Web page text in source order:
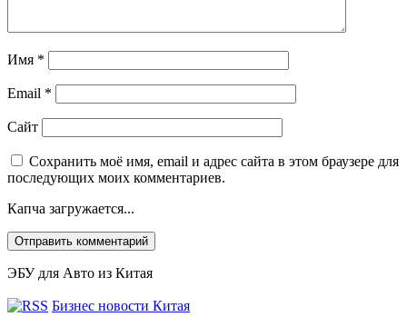
Имя *
Email *
Сайт
Сохранить моё имя, email и адрес сайта в этом браузере для
последующих моих комментариев.
Капча загружается...
ЭБУ для Авто из Китая
Бизнес новости Китая